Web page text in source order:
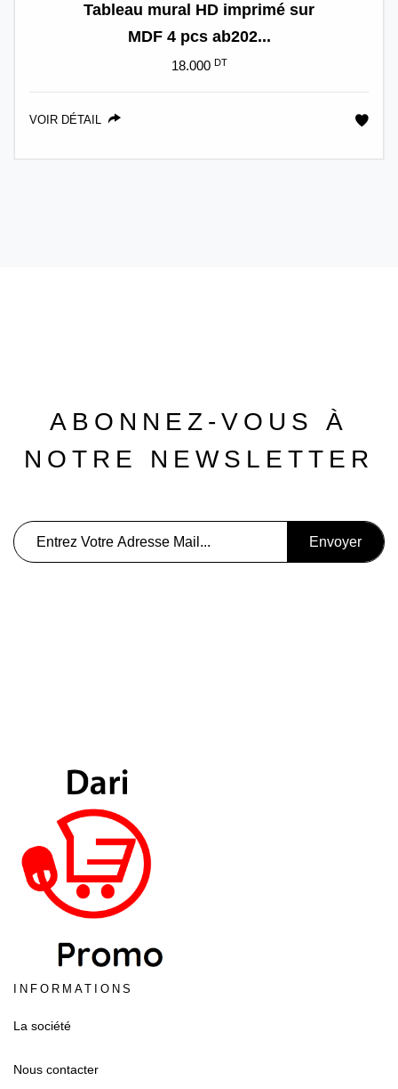
Tableau mural HD imprimé sur
MDF 4 pcs ab202...
18.000 DT
VOIR DÉTAIL
ABONNEZ-VOUS À
NOTRE NEWSLETTER
INFORMATIONS
La société
Nous contacter